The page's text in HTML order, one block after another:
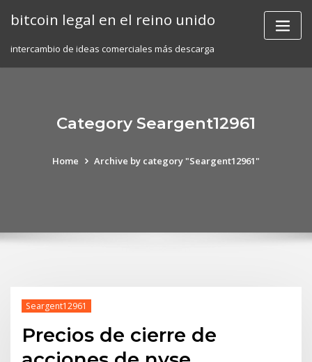
bitcoin legal en el reino unido
intercambio de ideas comerciales más descarga
Category Seargent12961
Home Archive by category "Seargent12961"
Seargent12961
Precios de cierre de